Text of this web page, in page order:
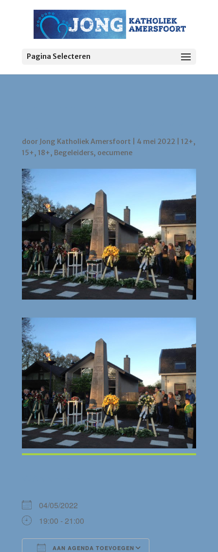
Pagina Selecteren
door Jong Katholiek Amersfoort 4 mei 2022 12+,
15+, 18+, Begeleiders, oecumene
04/05/2022
19:00 - 21:00
AAN AGENDA TOEVOEGEN